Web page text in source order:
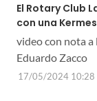
El Rotary Club
con una
video con nota
Eduardo Zacco
17/05/2024 10:28